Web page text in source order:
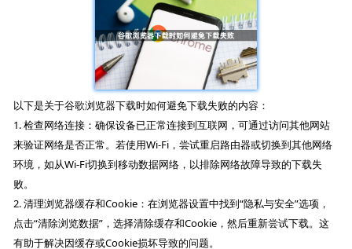
以下是关于谷歌浏览器下载时如何避免下载失败的内容：
1. 检查网络连接：确保设备已正常连接到互联网，可通过访问其他网站
来验证网络是否正常。若使用Wi-Fi，尝试重启路由器或切换到其他网络
环境，如从Wi-Fi切换到移动数据网络，以排除网络故障导致的下载失
败。
2. 清理浏览器缓存和Cookie：在浏览器设置中找到“隐私与安全”选项，
点击“清除浏览数据”，选择清除缓存和Cookie，然后重新尝试下载。这
有助于解决因缓存或Cookie损坏导致的问题。